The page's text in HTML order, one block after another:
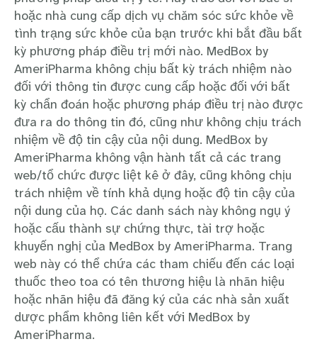
hoặc nhà cung cấp dịch vụ chăm sóc sức khỏe về
tình trạng sức khỏe của bạn trước khi bắt đầu bất
kỳ phương pháp điều trị mới nào. MedBox by
AmeriPharma không chịu bất kỳ trách nhiệm nào
đối với thông tin được cung cấp hoặc đối với bất
kỳ chẩn đoán hoặc phương pháp điều trị nào được
đưa ra do thông tin đó, cũng như không chịu trách
nhiệm về độ tin cậy của nội dung. MedBox by
AmeriPharma không vận hành tất cả các trang
web/tổ chức được liệt kê ở đây, cũng không chịu
trách nhiệm về tính khả dụng hoặc độ tin cậy của
nội dung của họ. Các danh sách này không ngụ ý
hoặc cấu thành sự chứng thực, tài trợ hoặc
khuyến nghị của MedBox by AmeriPharma. Trang
web này có thể chứa các tham chiếu đến các loại
thuốc theo toa có tên thương hiệu là nhãn hiệu
hoặc nhãn hiệu đã đăng ký của các nhà sản xuất
dược phẩm không liên kết với MedBox by
AmeriPharma.